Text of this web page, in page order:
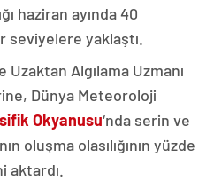
haziran ayında 40
yaklaştı.
Uzaktan Algılama Uzmanı
Dünya Meteoroloji
Okyanusu‘nda serin ve
oluşma olasılığının yüzde
aktardı.